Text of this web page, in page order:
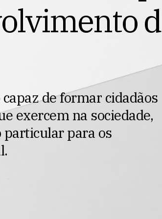
olvimentod
capazdeformar cidadãos
exercem na sociedade,
particularpara os